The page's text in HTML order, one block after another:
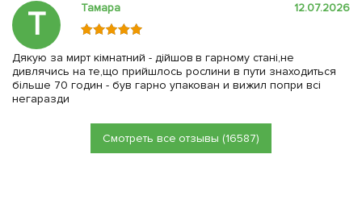
Т Тамара 12.07.2026
Дякую за мирт кімнатний - дійшов в гарному стані,не
дивлячись на те,що прийшлось рослини в пути знаходиться
більше 70 годин - був гарно упакован и вижил попри всі
негаразди
Смотреть все отзывы (16587)